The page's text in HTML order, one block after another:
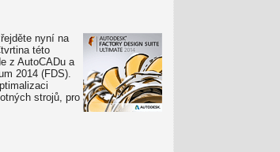
nyní na
této
z AutoCADu a
2014 (FDS).
strojů, pro